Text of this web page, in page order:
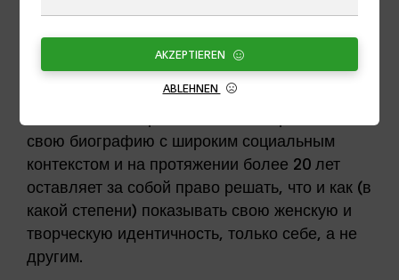
Как женщина и художник, обладающая
свою биографию с широким социальным
контекстом и на протяжении более 20 лет
оставляет за собой право решать, что и как (в
какой степени) показывать свою женскую и
творческую идентичность, только себе, а не
другим.
ABLEHNEN
AKZEPTIEREN